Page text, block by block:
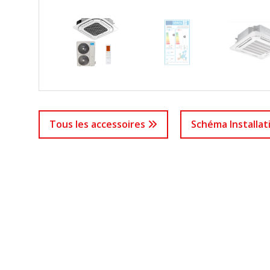
Tous les accessoires Schéma